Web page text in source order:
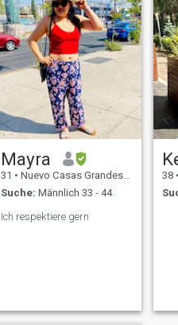
Mayra
31 • Nuevo Casas Grandes, Chihuahua, Mexiko
Suche: Männlich 33 - 44
Ich respektiere gern
38 •